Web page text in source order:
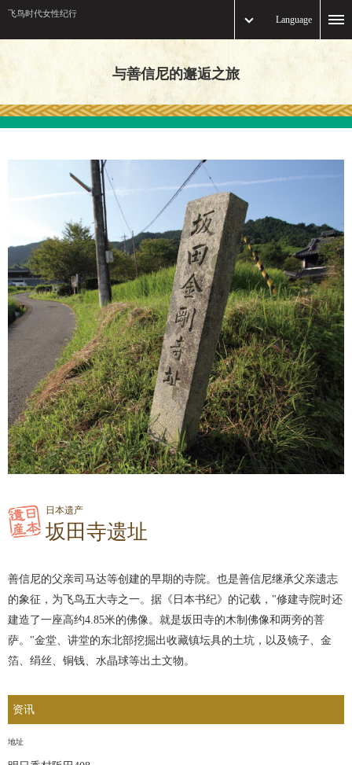
飞鸟时代女性纪行
Language
与善信尼的邂逅之旅
日本遗产
坂田寺遗址
善信尼的父亲司马达等创建的早期的寺院。也是善信尼继承父亲遗志
的象征，为飞鸟五大寺之一。据《日本书纪》的记载，"修建寺院时还
建造了一座高约4.85米的佛像。就是坂田寺的木制佛像和两旁的菩
萨。"金堂、讲堂的东北部挖掘出收藏镇坛具的土坑，以及镜子、金
箔、绢丝、铜钱、水晶球等出土文物。
资讯
地址